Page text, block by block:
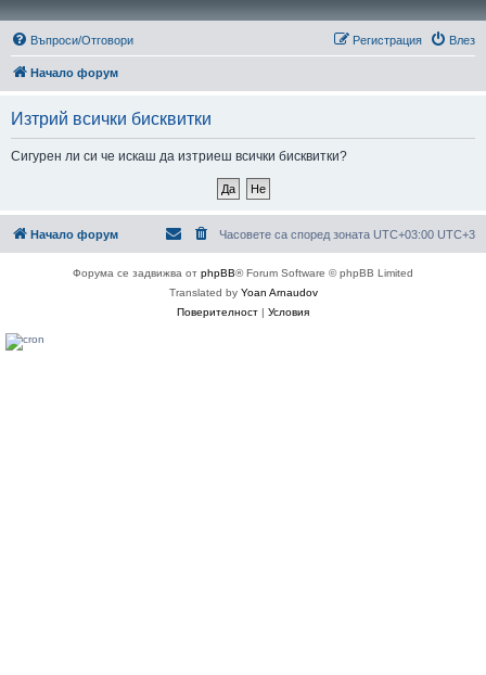
Въпроси/Отговори Влез
Регистрация
Начало форум
Изтрий всички бисквитки
Сигурен ли си че искаш да изтриеш всички бисквитки?
Начало форум Часовете са според зоната UTC+03:00 UTC+3
Форума се задвижва от phpBB® Forum Software © phpBB Limited
Translated by Yoan Arnaudov
Поверителност | Условия